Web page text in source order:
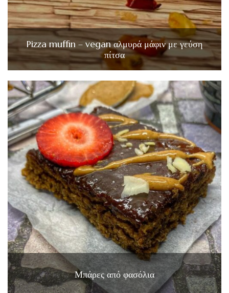
Pizza muffin – vegan αλμυρά μάφιν με γεύση
πίτσα
Μπάρες από φασόλια